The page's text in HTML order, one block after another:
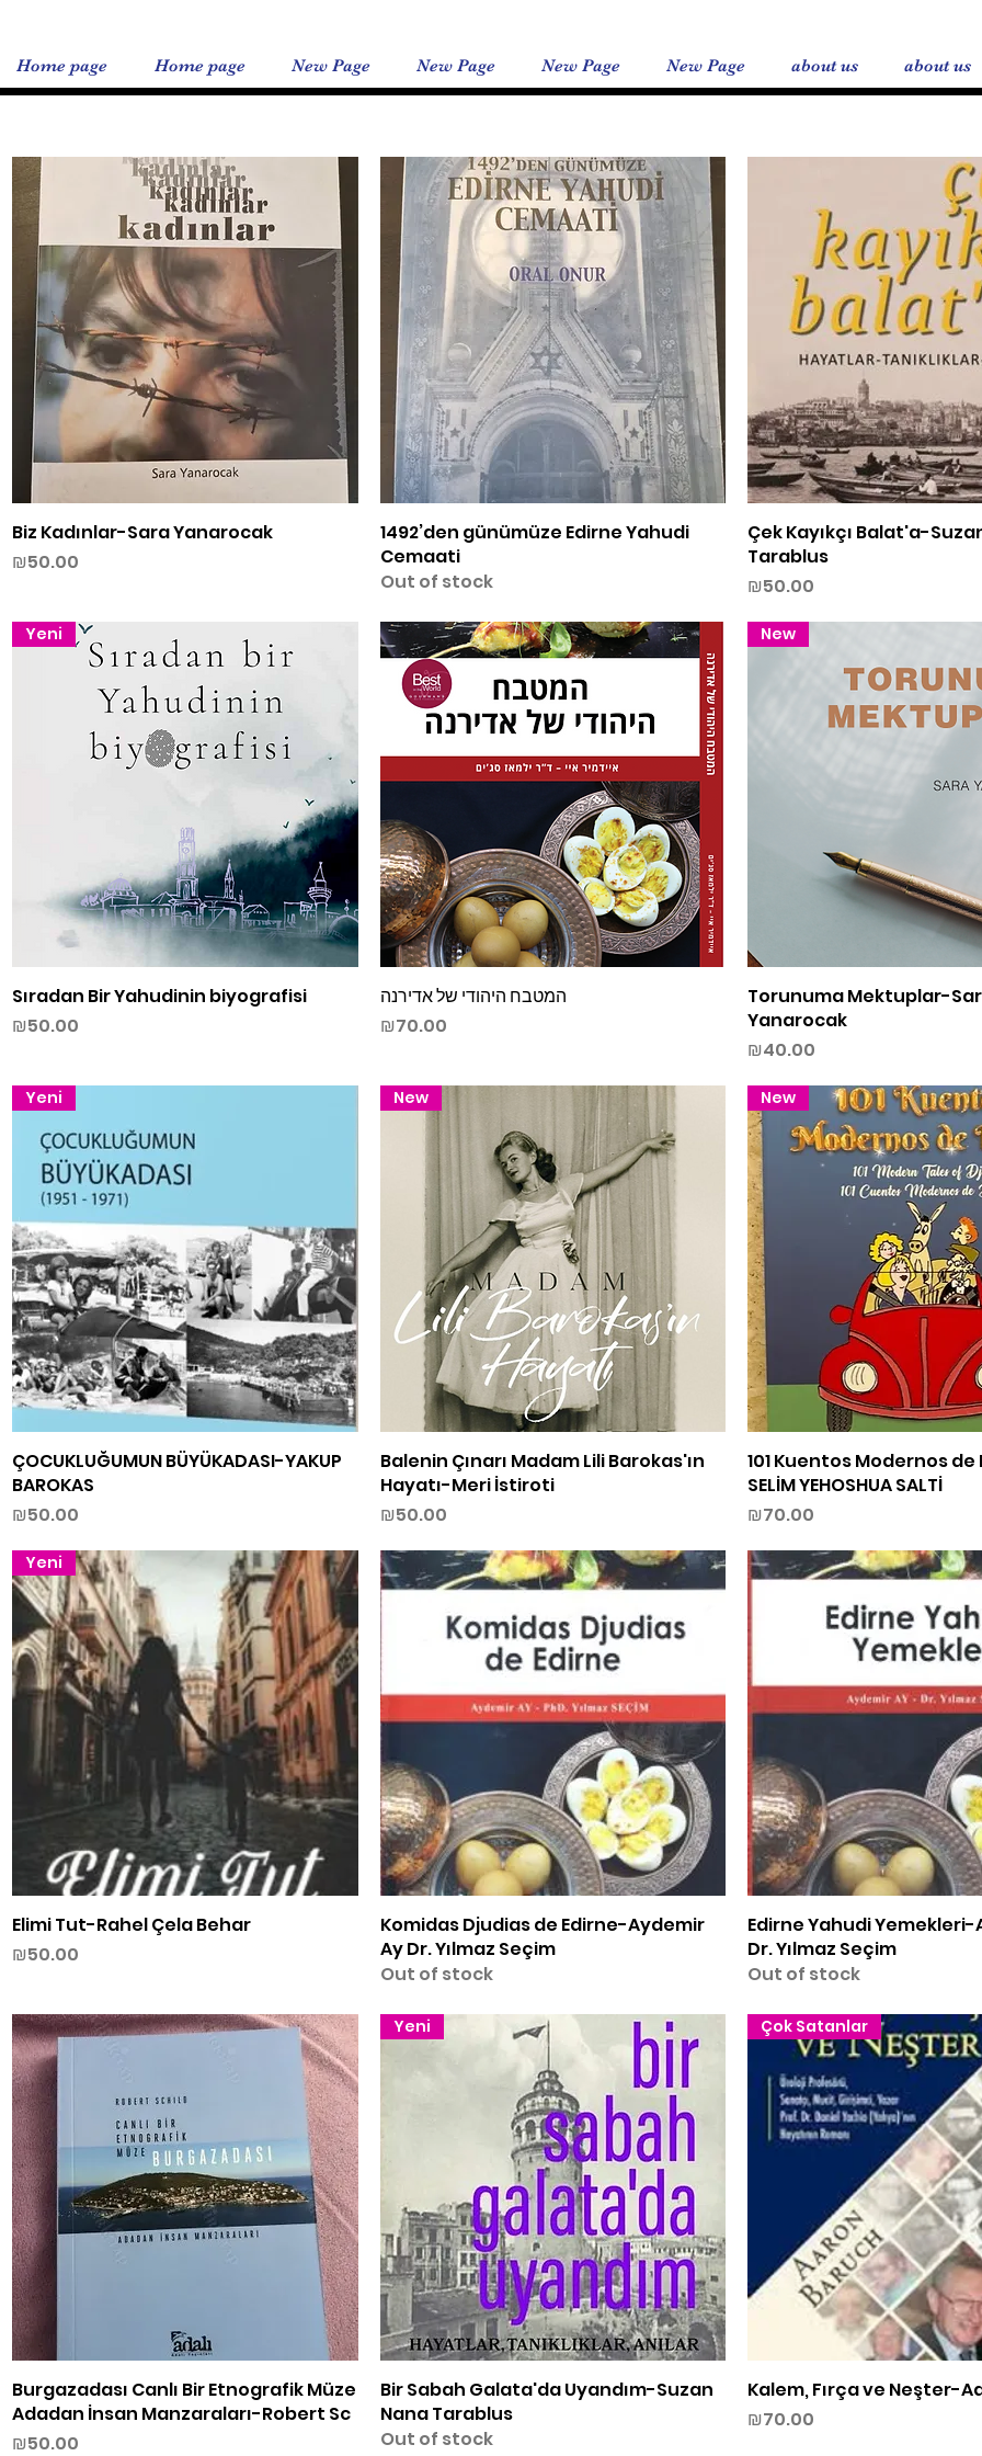
Home page Home page New Page New Page New Page New Page about us about us
Quick View
Biz Kadınlar-Sara Yanarocak
Price
₪50.00
Quick View
1492’den günümüze Edirne Yahudi
Cemaati
Out of stock
Quick View
Çek Kayıkçı Balat'a-
Tarablus
Price
₪50.00
Quick View
Yeni
Sıradan Bir Yahudinin biyografisi
Price
₪50.00
Quick View
המטבח היהודי של אדירנה
Price
₪70.00
Quick View
New
Torunuma Mektuplar-
Yanarocak
Price
₪40.00
Quick View
Yeni
ÇOCUKLUĞUMUN BÜYÜKADASI-YAKUP
BAROKAS
Price
₪50.00
Quick View
New
Balenin Çınarı Madam Lili Barokas'ın
Hayatı-Meri İstiroti
Price
₪50.00
Quick View
New
101 Kuentos Modernos
SELİM YEHOSHUA SALTİ
Price
₪70.00
Quick View
Yeni
Elimi Tut-Rahel Çela Behar
Price
₪50.00
Quick View
Komidas Djudias de Edirne-Aydemir
Ay Dr. Yılmaz Seçim
Out of stock
Quick View
Edirne Yahudi
Dr. Yılmaz Seçim
Out of stock
Quick View
Burgazadası Canlı Bir Etnografik Müze
Adadan İnsan Manzaraları-Robert Sc
Price
₪50.00
Quick View
Yeni
Bir Sabah Galata'da Uyandım-Suzan
Nana Tarablus
Out of stock
Quick View
Çok Satanlar
Kalem, Fırça ve Neşter-
Price
₪70.00